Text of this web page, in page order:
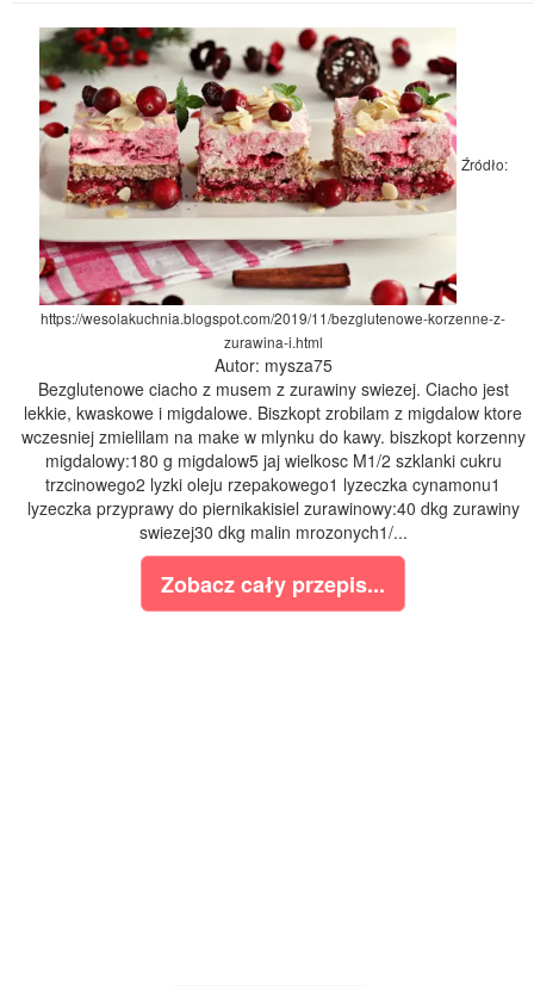
Źródło:
https://wesolakuchnia.blogspot.com/2019/11/bezglutenowe-korzenne-z-
zurawina-i.html
Autor: mysza75
Bezglutenowe ciacho z musem z zurawiny swiezej. Ciacho jest
lekkie, kwaskowe i migdalowe. Biszkopt zrobilam z migdalow ktore
wczesniej zmielilam na make w mlynku do kawy. biszkopt korzenny
migdalowy:180 g migdalow5 jaj wielkosc M1/2 szklanki cukru
trzcinowego2 lyzki oleju rzepakowego1 lyzeczka cynamonu1
lyzeczka przyprawy do piernikakisiel zurawinowy:40 dkg zurawiny
swiezej30 dkg malin mrozonych1/...
Zobacz cały przepis...